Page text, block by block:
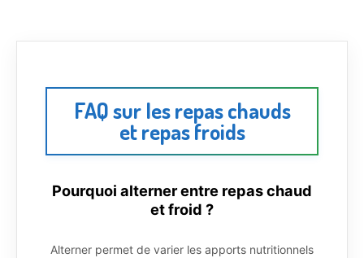
FAQ sur les repas chauds
et repas froids
Pourquoi alterner entre repas chaud
et froid ?
Alterner permet de varier les apports nutritionnels